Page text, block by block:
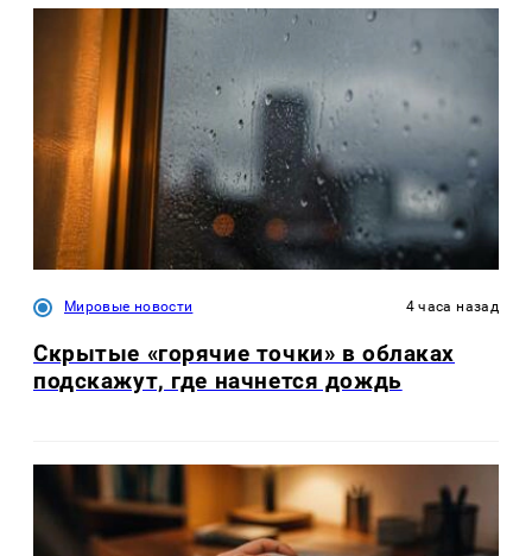
Мировые новости 4 часа назад
Скрытые «горячие точки» в облаках
подскажут, где начнется дождь